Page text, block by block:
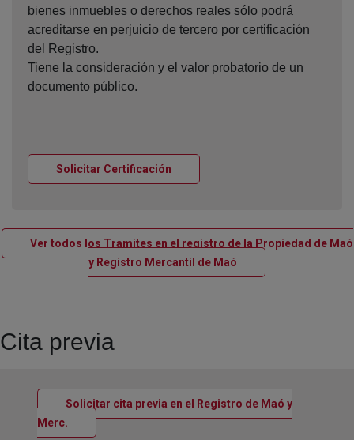
bienes inmuebles o derechos reales sólo podrá
acreditarse en perjuicio de tercero por certificación
del Registro.
Tiene la consideración y el valor probatorio de un
documento público.
Solicitar Certificación
Ver todos los Tramites en el registro de la Propiedad de Maó
y Registro Mercantil de Maó Ventana nueva
Cita previa
Solicitar cita previa en el Registro de Maó y
Merc. Ventana nueva